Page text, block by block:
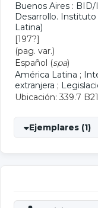
Buenos Aires :
Desarrollo.
Latina)
[197?]
(pag. var.)
Español (spa)
América Latina ;
extranjera ;
Ubicación: 339.7
Ejemplares (1)